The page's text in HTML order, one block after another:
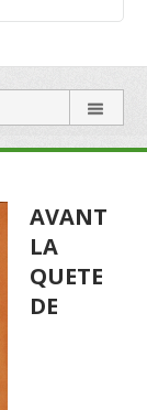
AVANT
LA
QUETE
DE